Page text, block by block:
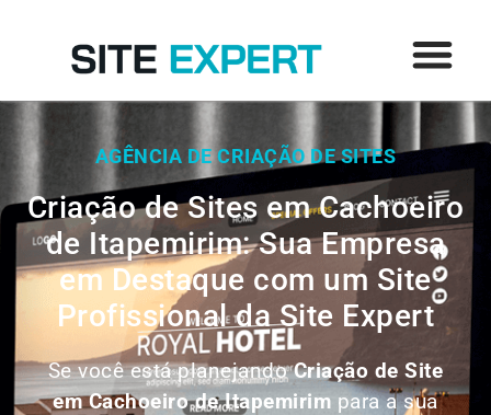
AGÊNCIA DE CRIAÇÃO DE SITES
Criação de Sites em Cachoeiro
de Itapemirim: Sua Empresa
em Destaque com um Site
Profissional da Site Expert
Se você está planejandoCriação de Site
emCachoeiro de Itapemirim para a sua